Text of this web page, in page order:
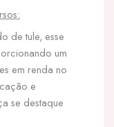
de tule, esse
um
em renda no
e
se destaque